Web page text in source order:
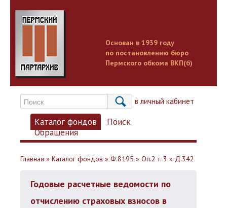
Основан в 1939 году
по постановлению бюро
Пермского обкома ВКП(б)
Вход в личный кабинет
Каталог фондов
Поиск
Обращения
Главная » Каталог фондов » Ф.8195 » Оп.2 т. 3 » Д.342
Годовые расчетные ведомости по
отчислению страховых взносов в